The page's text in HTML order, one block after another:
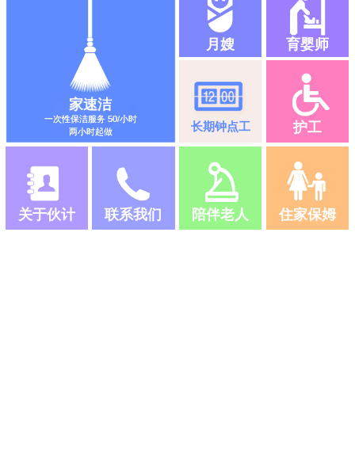
家速洁
一次性保洁服务 50/小时
两小时起做
月嫂 育婴师
长期钟点工 护工
关于伙计 联系我们 陪伴老人 住家保姆